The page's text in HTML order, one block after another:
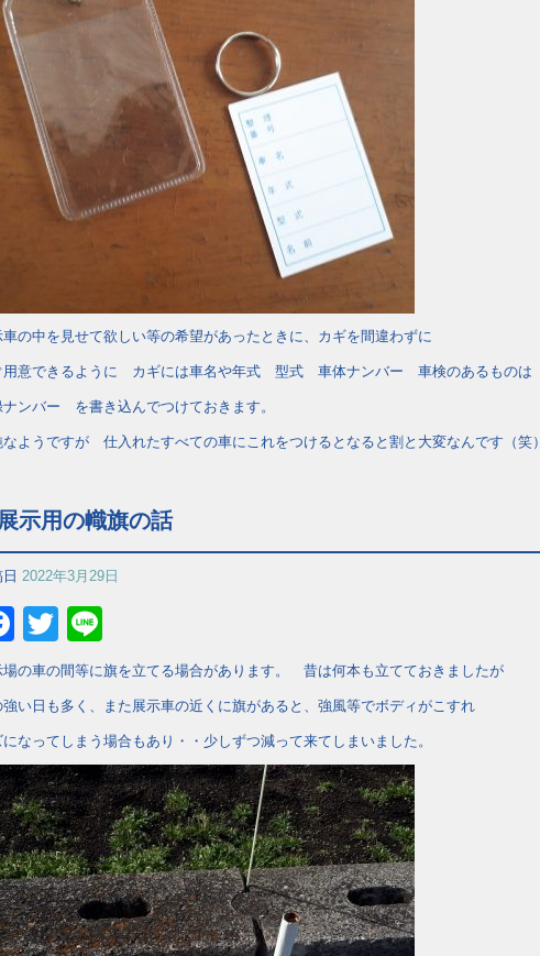
車の中を見せて欲しい等の希望があったときに、カギを間違わずに
用意できるように カギには車名や年式 型式 車体ナンバー 車検のあるものは
ナンバー を書き込んでつけておきます。
なようですが 仕入れたすべての車にこれをつけるとなると割と大変なんです（笑）
展示用の幟旗の話
2022年3月29日
Facebook
Twitter
場の車の間等に旗を立てる場合があります。 昔は何本も立てておきましたが
強い日も多く、また展示車の近くに旗があると、強風等でボディがこすれ
になってしまう場合もあり・・少しずつ減って来てしまいました。